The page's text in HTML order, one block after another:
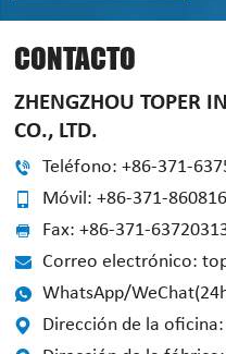
CONTACTO
ZHENGZHOU TOPER
CO., LTD.
Teléfono: +86-371-
Móvil: +86-371-
Fax: +86-371-
Correo electrónico:
WhatsApp/
Dirección de la oficina: